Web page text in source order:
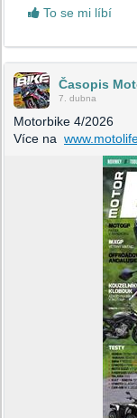
To se mi líbí
Časopis
7. dubna
Motorbike 4/2026
Více na